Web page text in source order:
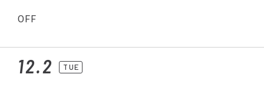
OFF
12.2 TUE